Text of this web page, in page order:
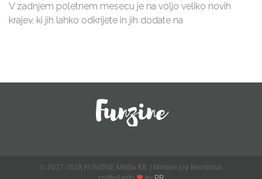
V zadnjem poletnem mesecu je na voljo veliko novih
krajev, ki jih lahko odkrijete in jih dodate na
© 2017-2018 FUNZINE Média Kft. | Minden jog fenntartva